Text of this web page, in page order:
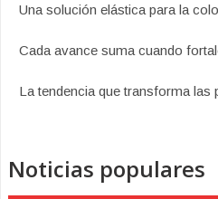
Una solución elástica para la
Cada avance suma cuando
La tendencia que transforma las
Noticias populares